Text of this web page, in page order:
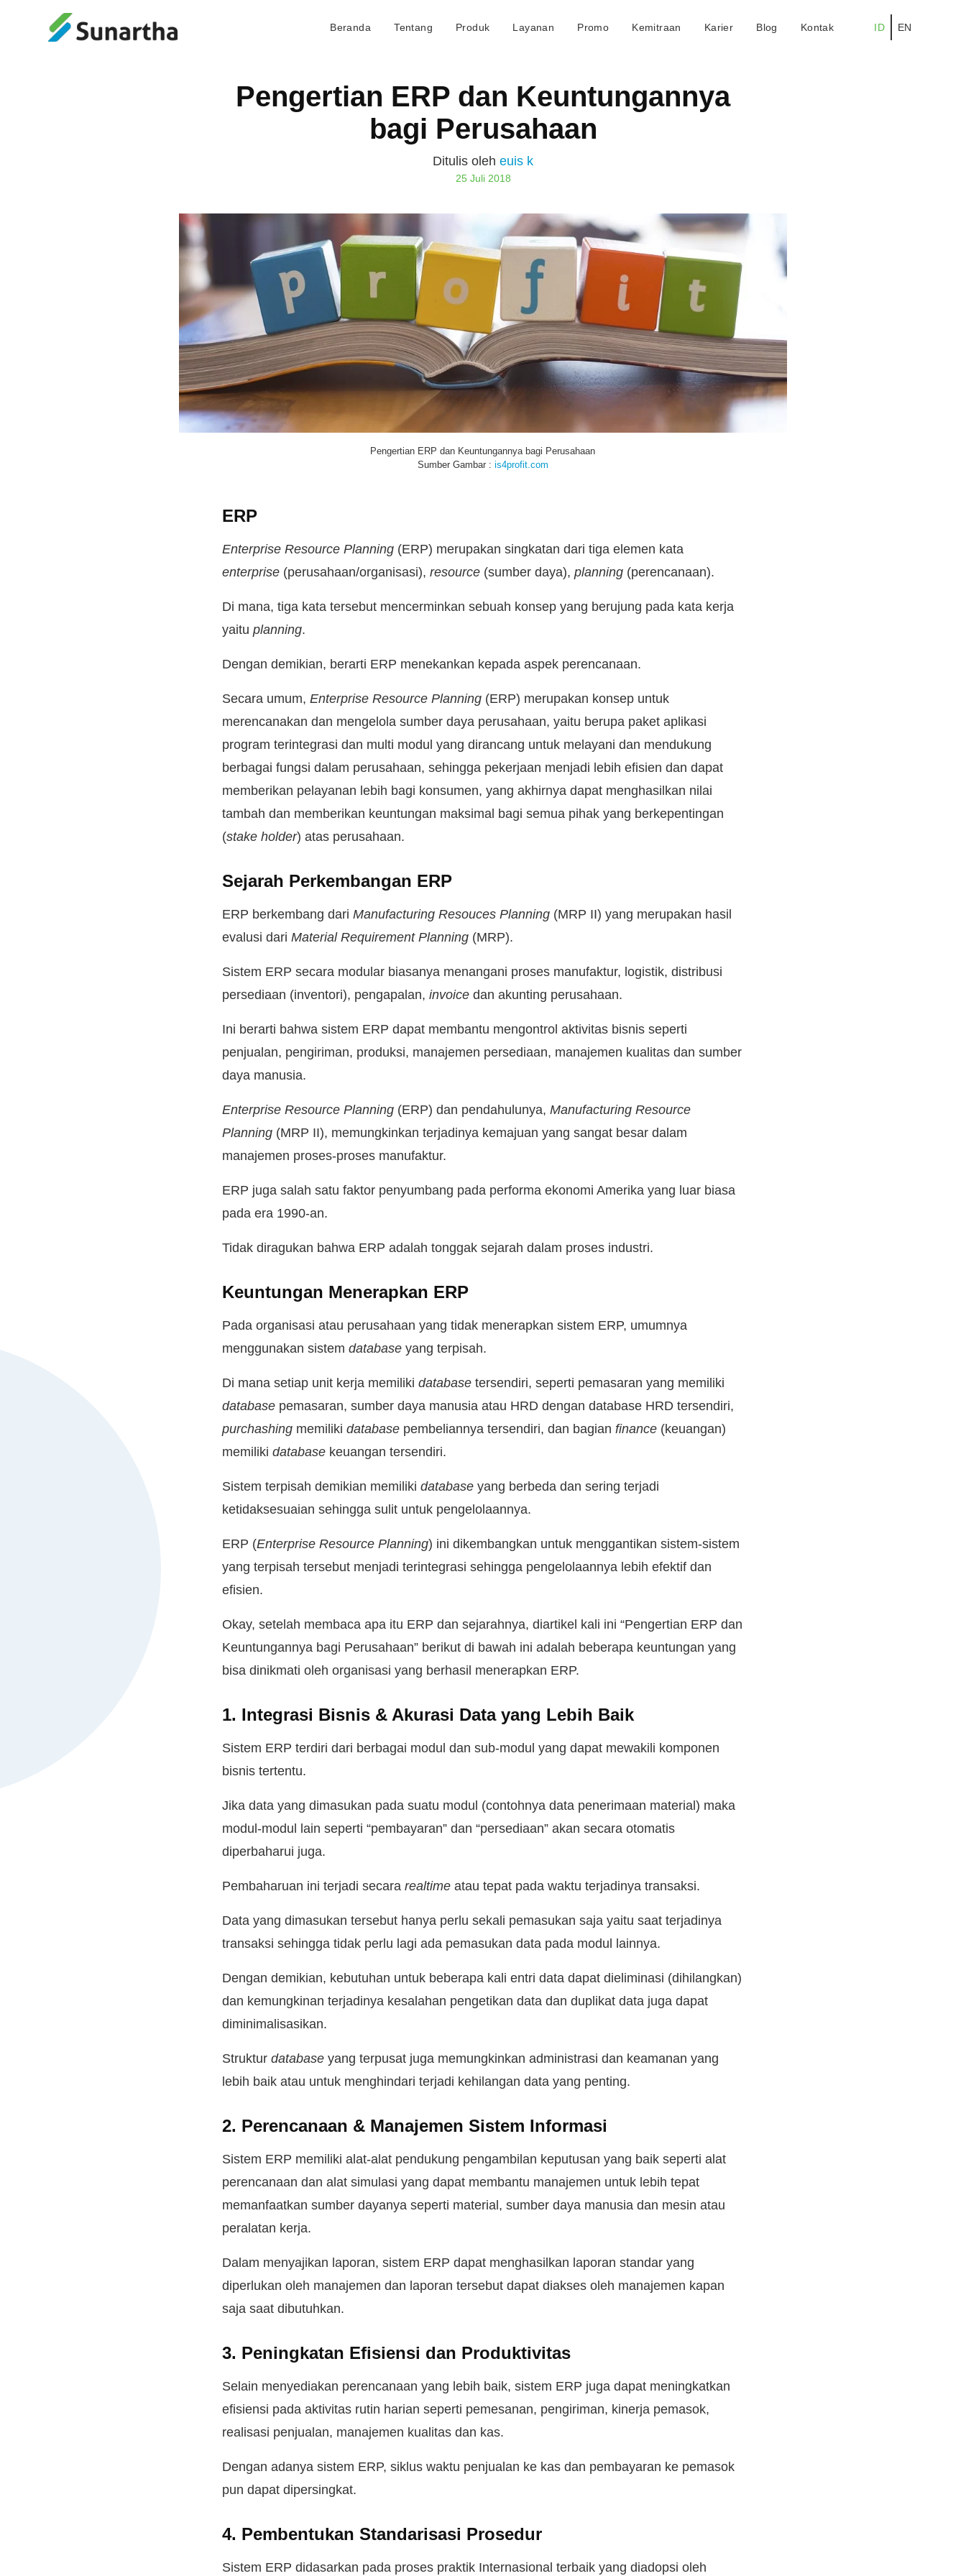
Beranda Tentang Produk Layanan Promo Kemitraan Karier Blog Kontak ID EN
Pengertian ERP dan Keuntungannya
bagi Perusahaan
Ditulis oleh euis k
25 Juli 2018
Pengertian ERP dan Keuntungannya bagi Perusahaan
Sumber Gambar : is4profit.com
ERP
Enterprise Resource Planning (ERP) merupakan singkatan dari tiga elemen kata
enterprise (perusahaan/organisasi),resource (sumber daya),planning (perencanaan).
Di mana, tiga kata tersebut mencerminkan sebuah konsep yang berujung pada kata kerja
yaituplanning.
Dengan demikian, berarti ERP menekankan kepada aspek perencanaan.
Secara umum,Enterprise Resource Planning (ERP) merupakan konsep untuk
merencanakan dan mengelola sumber daya perusahaan, yaitu berupa paket aplikasi
program terintegrasi dan multi modul yang dirancang untuk melayani dan mendukung
berbagai fungsi dalam perusahaan, sehingga pekerjaan menjadi lebih efisien dan dapat
memberikan pelayanan lebih bagi konsumen, yang akhirnya dapat menghasilkan nilai
tambah dan memberikan keuntungan maksimal bagi semua pihak yang berkepentingan
(stake holder) atas perusahaan.
Sejarah Perkembangan ERP
ERP berkembang dariManufacturing Resouces Planning (MRP II) yang merupakan hasil
evalusi dariMaterial Requirement Planning (MRP).
Sistem ERP secara modular biasanya menangani proses manufaktur, logistik, distribusi
persediaan (inventori), pengapalan,invoice dan akunting perusahaan.
Ini berarti bahwa sistem ERP dapat membantu mengontrol aktivitas bisnis seperti
penjualan, pengiriman, produksi, manajemen persediaan, manajemen kualitas dan sumber
daya manusia.
Enterprise Resource Planning (ERP) dan pendahulunya,Manufacturing Resource
Planning (MRP II), memungkinkan terjadinya kemajuan yang sangat besar dalam
manajemen proses-proses manufaktur.
ERP juga salah satu faktor penyumbang pada performa ekonomi Amerika yang luar biasa
pada era 1990-an.
Tidak diragukan bahwa ERP adalah tonggak sejarah dalam proses industri.
Keuntungan Menerapkan ERP
Pada organisasi atau perusahaan yang tidak menerapkan sistem ERP, umumnya
menggunakan sistemdatabaseyang terpisah.
Di mana setiap unit kerja memilikidatabasetersendiri, seperti pemasaran yang memiliki
database pemasaran, sumber daya manusia atau HRD dengan database HRD tersendiri,
purchashing memilikidatabase pembeliannya tersendiri, dan bagianfinance (keuangan)
memilikidatabase keuangan tersendiri.
Sistem terpisah demikian memilikidatabaseyang berbeda dan sering terjadi
ketidaksesuaian sehingga sulit untuk pengelolaannya.
ERP (Enterprise Resource Planning) ini dikembangkan untuk menggantikan sistem-sistem
yang terpisah tersebut menjadi terintegrasi sehingga pengelolaannya lebih efektif dan
efisien.
Okay, setelah membaca apa itu ERP dan sejarahnya, diartikel kali ini “Pengertian ERP dan
Keuntungannya bagi Perusahaan” berikut di bawah ini adalah beberapa keuntungan yang
bisa dinikmati oleh organisasi yang berhasil menerapkan ERP.
1. Integrasi Bisnis & Akurasi Data yang Lebih Baik
Sistem ERP terdiri dari berbagai modul dan sub-modul yang dapat mewakili komponen
bisnis tertentu.
Jika data yang dimasukan pada suatu modul (contohnya data penerimaan material) maka
modul-modul lain seperti “pembayaran” dan “persediaan” akan secara otomatis
diperbaharui juga.
Pembaharuan ini terjadi secararealtime atau tepat pada waktu terjadinya transaksi.
Data yang dimasukan tersebut hanya perlu sekali pemasukan saja yaitu saat terjadinya
transaksi sehingga tidak perlu lagi ada pemasukan data pada modul lainnya.
Dengan demikian, kebutuhan untuk beberapa kali entri data dapat dieliminasi (dihilangkan)
dan kemungkinan terjadinya kesalahan pengetikan data dan duplikat data juga dapat
diminimalisasikan.
Strukturdatabaseyang terpusat juga memungkinkan administrasi dan keamanan yang
lebih baik atau untuk menghindari terjadi kehilangan data yang penting.
2. Perencanaan & Manajemen Sistem Informasi
Sistem ERP memiliki alat-alat pendukung pengambilan keputusan yang baik seperti alat
perencanaan dan alat simulasi yang dapat membantu manajemen untuk lebih tepat
memanfaatkan sumber dayanya seperti material, sumber daya manusia dan mesin atau
peralatan kerja.
Dalam menyajikan laporan, sistem ERP dapat menghasilkan laporan standar yang
diperlukan oleh manajemen dan laporan tersebut dapat diakses oleh manajemen kapan
saja saat dibutuhkan.
3. Peningkatan Efisiensi dan Produktivitas
Selain menyediakan perencanaan yang lebih baik, sistem ERP juga dapat meningkatkan
efisiensi pada aktivitas rutin harian seperti pemesanan, pengiriman, kinerja pemasok,
realisasi penjualan, manajemen kualitas dan kas.
Dengan adanya sistem ERP, siklus waktu penjualan ke kas dan pembayaran ke pemasok
pun dapat dipersingkat.
4. Pembentukan Standarisasi Prosedur
Sistem ERP didasarkan pada proses praktik Internasional terbaik yang diadopsi oleh